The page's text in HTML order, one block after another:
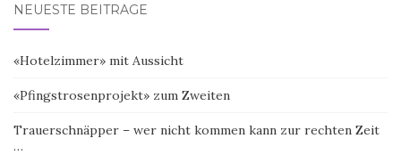
NEUESTE BEITRÄGE
«Hotelzimmer» mit Aussicht
«Pfingstrosenprojekt» zum Zweiten
Trauerschnäpper – wer nicht kommen kann zur rechten Zeit
…